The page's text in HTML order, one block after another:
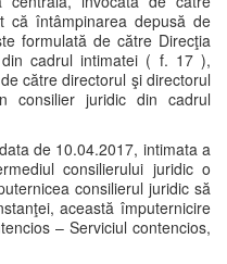
că întâmpinarea depusă de
formulată de către Direcţia
cadrul intimatei ( f. 17 ),
către directorul şi directorul
consilier juridic din cadrul
de 10.04.2017, intimata a
consilierului juridic o
consilierul juridic să
această împuternicire
– Serviciul contencios,